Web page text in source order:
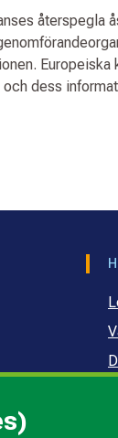
återspegla
och dess